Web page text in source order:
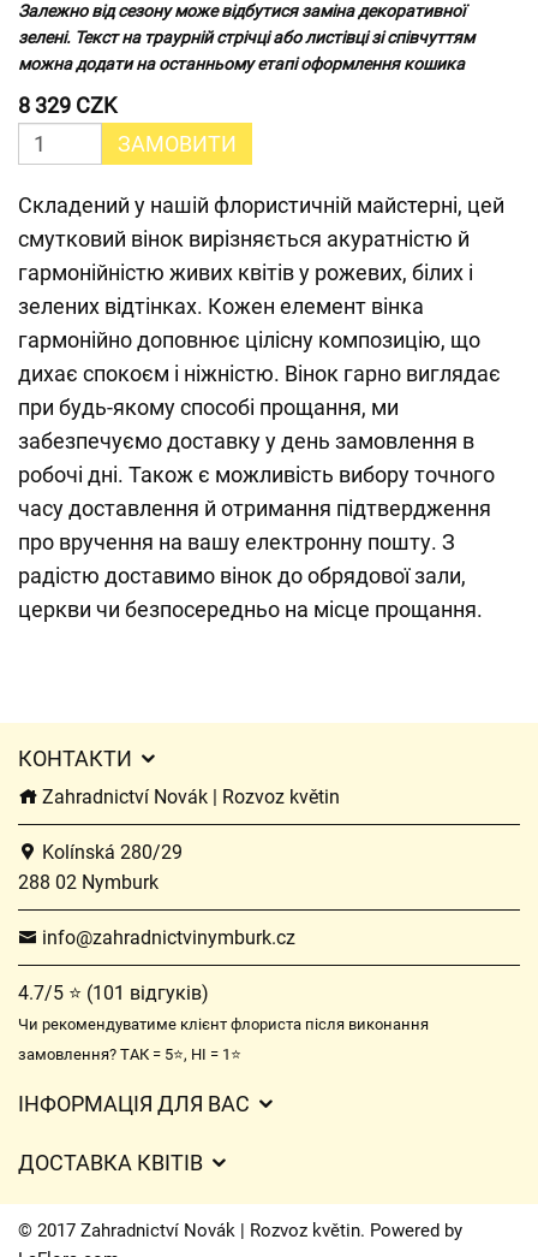
Залежно від сезону може відбутися заміна декоративної
зелені. Текст на траурній стрічці або листівці зі співчуттям
можна додати на останньому етапі оформлення кошика
8 329 CZK
ЗАМОВИТИ
Складений у нашій флористичній майстерні, цей
смутковий вінок вирізняється акуратністю й
гармонійністю живих квітів у рожевих, білих і
зелених відтінках. Кожен елемент вінка
гармонійно доповнює цілісну композицію, що
дихає спокоєм і ніжністю. Вінок гарно виглядає
при будь-якому способі прощання, ми
забезпечуємо доставку у день замовлення в
робочі дні. Також є можливість вибору точного
часу доставлення й отримання підтвердження
про вручення на вашу електронну пошту. З
радістю доставимо вінок до обрядової зали,
церкви чи безпосередньо на місце прощання.
КОНТАКТИ
Zahradnictví Novák | Rozvoz květin
Kolínská 280/29
288 02 Nymburk
info@zahradnictvinymburk.cz
4.7/5 ⭐ (101 відгуків)
Чи рекомендуватиме клієнт флориста після виконання
замовлення? ТАК = 5⭐, НІ = 1⭐
ІНФОРМАЦІЯ ДЛЯ ВАС
Захист персональних даних
Час доставки квітів – огляд можливостей
ДОСТАВКА КВІТІВ
Вартість доставки
Куди ми доставляємо квіти
© 2017 Zahradnictví Novák | Rozvoz květin. Powered by